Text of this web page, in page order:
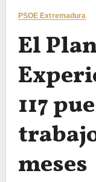
PSOE Extremadura
El
117
meses